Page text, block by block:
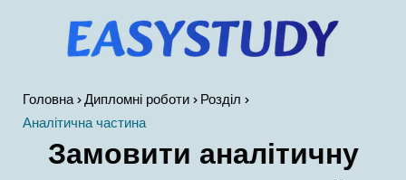
Замовити аналітичну
Головна Дипломні роботи
Розділ
Аналітична частина